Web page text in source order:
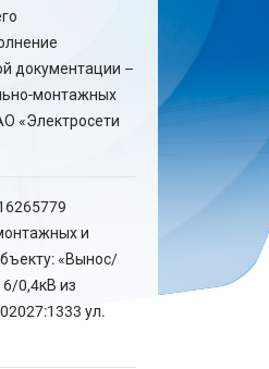
документации –
монтажных
«Электросети
и
«Вынос/
0,4кВ из
ул.